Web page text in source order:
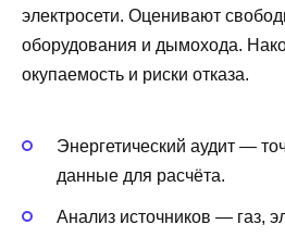
электросети. Оценивают
оборудования и дымохода.
окупаемость и риски отказа.
Энергетический аудит —
данные для расчёта.
Анализ источников — газ,